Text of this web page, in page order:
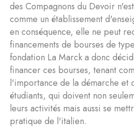
des Compagnons du Devoir
comme un établissement
en conséquence, elle ne peut
financements de bourses de
fondation La Marck a donc
financer ces bourses, tenant
l'importance de la démarche et
étudiants, qui doivent non
leurs activités mais aussi se
pratique de l'italien.